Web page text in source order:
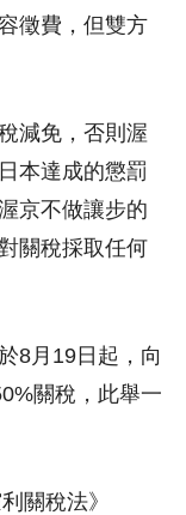
徵費，但雙方
減免，否則渥
本達成的懲罰
京不做讓步的
關稅採取任何
8月19日起，向
關稅，此舉一
關稅法》